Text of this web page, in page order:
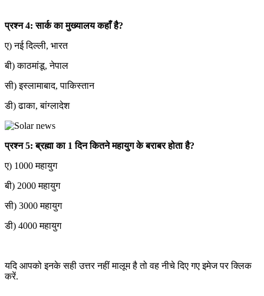
प्रश्न 4: सार्क का मुख्यालय कहाँ है?
ए) नई दिल्ली, भारत
बी) काठमांडू, नेपाल
सी) इस्लामाबाद, पाकिस्तान
डी) ढाका, बांग्लादेश
प्रश्न 5: ब्रह्मा का 1 दिन कितने महायुग के बराबर होता है?
ए) 1000 महायुग
बी) 2000 महायुग
सी) 3000 महायुग
डी) 4000 महायुग
यदि आपको इनके सही उत्तर नहीं मालूम है तो वह नीचे दिए गए इमेज पर क्लिक
करें.